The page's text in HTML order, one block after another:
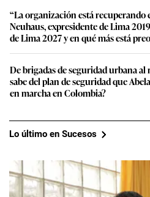
“La organización está recuperando
Neuhaus, expresidente de Lima
de Lima 2027 y en qué más está
De brigadas de seguridad urbana al
sabe del plan de seguridad que
en marcha en Colombia?
Lo último en Sucesos